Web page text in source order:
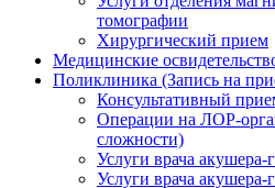
томографии
Хирургический прием
Медицинские
Поликлиника (Запись на
Консультативный
Операции на ЛОР-
сложности)
Услуги врача акушера-
Услуги врача